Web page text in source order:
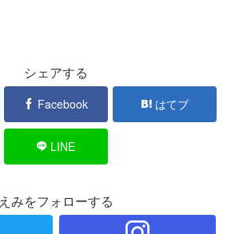
シェアする
Facebook はてブ
LINE
えみをフォローする